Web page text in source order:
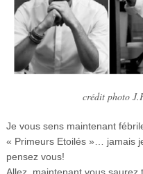
crédit photo
Je vous sens maintenant
« Primeurs Etoilés »… jamais
pensez vous!
Allez, maintenant vous saurez